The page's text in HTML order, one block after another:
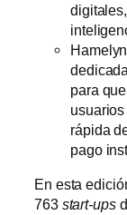
para
rápida
pago
En esta
763 start-ups